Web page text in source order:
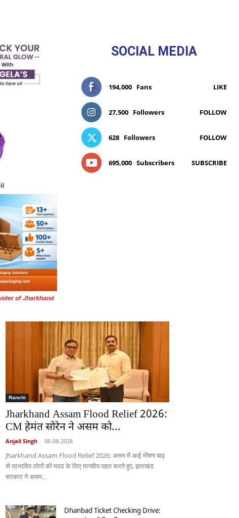
of Jharkhand
SOCIAL MEDIA
194,000 Fans LIKE
27,500 Followers FOLLOW
628 Followers FOLLOW
695,000 Subscribers SUBSCRIBE
Ranchi
Jharkhand Assam Flood Relief 2026:
CM हेमंत सोरेन ने असम को...
Anjali Singh - 06-08-2026
Jharkhand Assam Flood Relief 2026: असम में आई भीषण बाढ़
से प्रभावित लोगों की मदद के लिए मानवीय पहल करते हुए, झारखंड
सरकार ने असम...
Dhanbad Ticket Checking Drive: